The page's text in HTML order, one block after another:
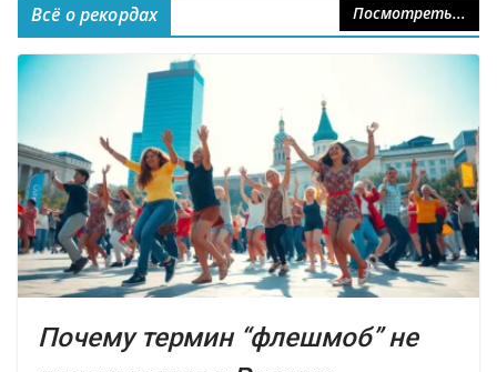
Всё о рекордах Посмотреть...
Почему термин “флешмоб” не